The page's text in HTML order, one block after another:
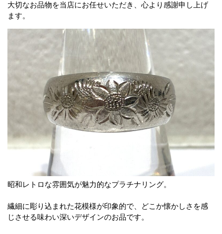
大切なお品物を当店にお任せいただき、心より感謝申し上げ
ます。
昭和レトロな雰囲気が魅力的なプラチナリング。
繊細に彫り込まれた花模様が印象的で、どこか懐かしさを感
じさせる味わい深いデザインのお品です。